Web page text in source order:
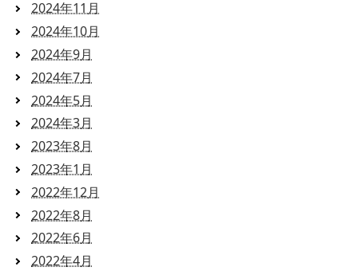
2024年11月
2024年10月
2024年9月
2024年7月
2024年5月
2024年3月
2023年8月
2023年1月
2022年12月
2022年8月
2022年6月
2022年4月